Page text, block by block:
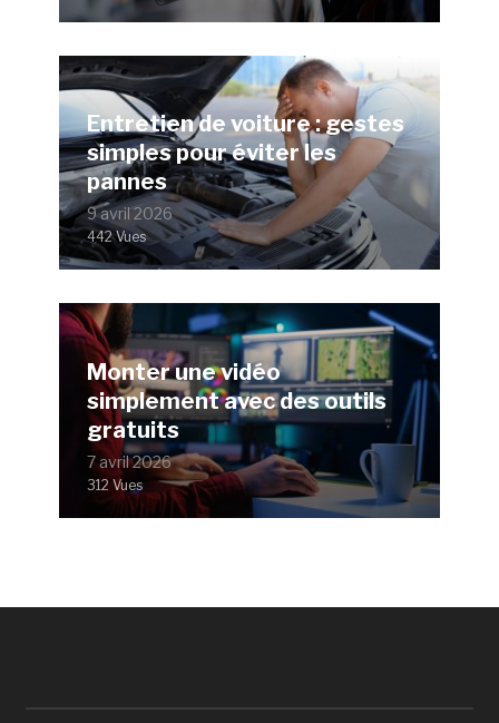
Entretien de voiture : gestes
simples pour éviter les
pannes
9 avril 2026
442 Vues
Monter une vidéo
simplement avec des outils
gratuits
7 avril 2026
312 Vues